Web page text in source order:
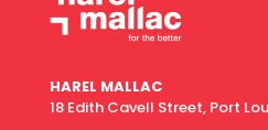
HAREL MALLAC
18 Edith Cavell Street, Port